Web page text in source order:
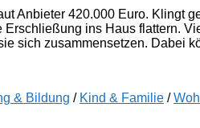
Anbieter 420.000 Euro. Klingt
Erschließung ins Haus flattern.
sich zusammensetzen. Dabei
& Bildung / Kind & Familie /